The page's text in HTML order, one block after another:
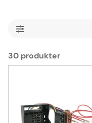
30 produkter